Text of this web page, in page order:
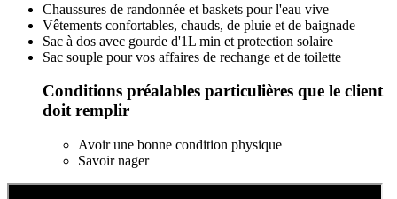
Chaussures de randonnée et baskets pour l'eau vive
Vêtements confortables, chauds, de pluie et de baignade
Sac à dos avec gourde d'1L min et protection solaire
Sac souple pour vos affaires de rechange et de toilette
Conditions préalables particulières que le client
doit remplir
Avoir une bonne condition physique
Savoir nager